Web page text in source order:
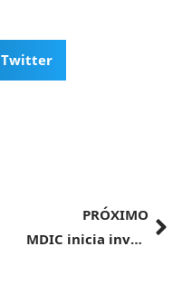
Twitter
PRÓXIMO
MDIC inicia investigação de dumping contra fibras de poliéster da Ásia